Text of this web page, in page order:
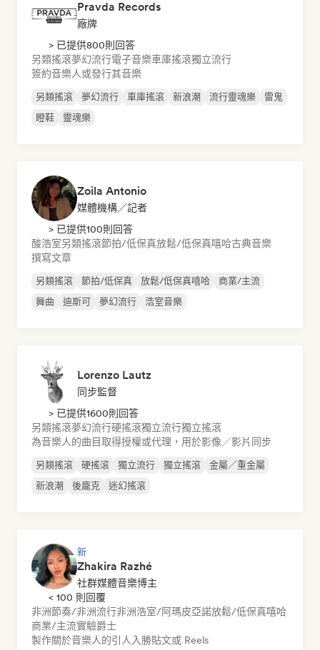
Pravda Records
廠牌
> 已提供800則回答
另類搖滾夢幻流行電子音樂車庫搖滾獨立流行
簽約音樂人或發行其音樂
另類搖滾 夢幻流行 車庫搖滾 新浪潮 流行靈魂樂
雷鬼
瞪鞋
靈魂樂
Zoila Antonio
媒體機構／記者
> 已提供100則回答
酸浩室另類搖滾節拍/低保真放鬆/低保真嘻哈古典音樂
撰寫文章
另類搖滾 節拍/低保真 放鬆/低保真嘻哈
商業/主流
舞曲
迪斯可 夢幻流行 浩室音樂
Lorenzo Lautz
同步監督
> 已提供1600則回答
另類搖滾夢幻流行硬搖滾獨立流行獨立搖滾
為音樂人的曲目取得授權或代理，用於影像／影片同步
另類搖滾 硬搖滾 獨立流行 獨立搖滾
金屬／重金屬
新浪潮
後龐克 迷幻搖滾
新
Zhakira Razhé
社群媒體音樂博主
< 100 則回覆
非洲節奏/非洲流行非洲浩室/阿瑪皮亞諾放鬆/低保真嘻哈
商業/主流實驗爵士
製作關於音樂人的引人入勝貼文或 Reels